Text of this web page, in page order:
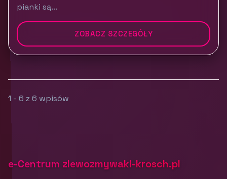
pianki są...
ZOBACZ SZCZEGÓŁY
1 - 6 z 6 wpisów
e-Centrum zlewozmywaki-krosch.pl